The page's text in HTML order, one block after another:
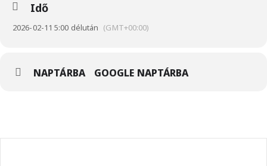
Idő
2026-02-11 5:00 délután (GMT+00:00)
NAPTÁRBA GOOGLE NAPTÁRBA